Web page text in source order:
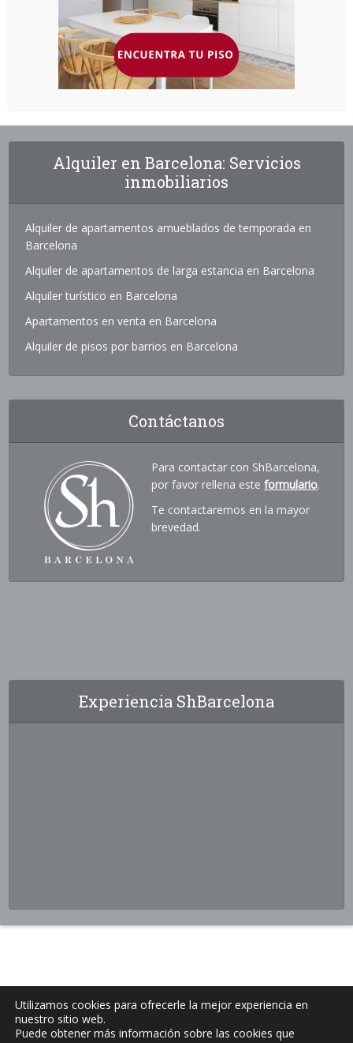
Alquiler en Barcelona: Servicios
inmobiliarios
Alquiler de apartamentos amueblados de temporada en
Barcelona
Alquiler de apartamentos de larga estancia en Barcelona
Alquiler turístico en Barcelona
Apartamentos en venta en Barcelona
Alquiler de pisos por barrios en Barcelona
Contáctanos
Para contactar con ShBarcelona,
por favor rellena esteformulario.
Te contactaremos en la mayor
brevedad.
Experiencia ShBarcelona
Utilizamos cookies para ofrecerle la mejor experiencia en
nuestro sitio web.
Puede obtener más información sobre las cookies que